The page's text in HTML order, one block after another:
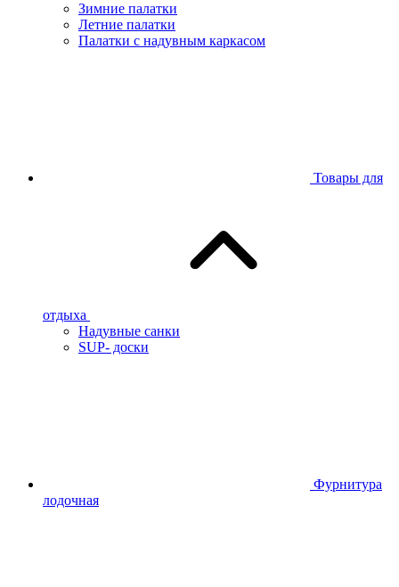
Зимние палатки
Летние палатки
Палатки с надувным каркасом
Товары для
отдыха
Надувные санки
SUP- доски
Фурнитура
лодочная